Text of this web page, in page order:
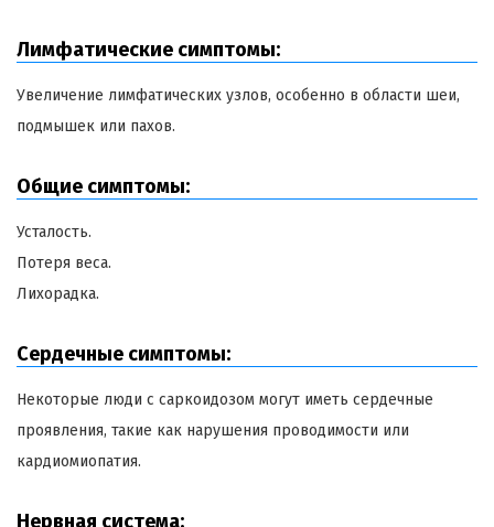
Лимфатические симптомы:
Увеличение лимфатических узлов, особенно в области шеи,
подмышек или пахов.
Общие симптомы:
Усталость.
Потеря веса.
Лихорадка.
Сердечные симптомы:
Некоторые люди с саркоидозом могут иметь сердечные
проявления, такие как нарушения проводимости или
кардиомиопатия.
Нервная система: